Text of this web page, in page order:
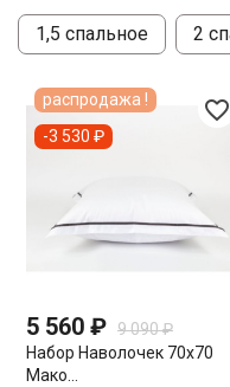
1,5 спальное 2
favorite_border
5 560 ₽ 9 090 ₽
Набор Наволочек 70х70
Мако...
распродажа !
-3 530 ₽